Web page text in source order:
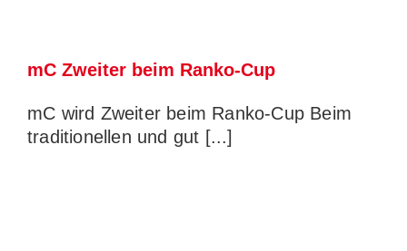
mC Zweiter beim Ranko-Cup
mC wird Zweiter beim Ranko-Cup Beim
traditionellen und gut [...]